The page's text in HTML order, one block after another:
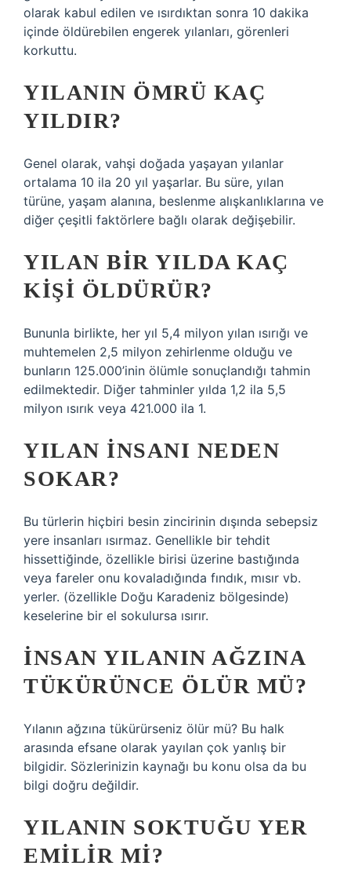
olarak kabul edilen ve ısırdıktan sonra 10 dakika
içinde öldürebilen engerek yılanları, görenleri
korkuttu.
YILANIN ÖMRÜ KAÇ
YILDIR?
Genel olarak, vahşi doğada yaşayan yılanlar
ortalama 10 ila 20 yıl yaşarlar. Bu süre, yılan
türüne, yaşam alanına, beslenme alışkanlıklarına ve
diğer çeşitli faktörlere bağlı olarak değişebilir.
YILAN BIR YILDA KAÇ
KIŞI ÖLDÜRÜR?
Bununla birlikte, her yıl 5,4 milyon yılan ısırığı ve
muhtemelen 2,5 milyon zehirlenme olduğu ve
bunların 125.000’inin ölümle sonuçlandığı tahmin
edilmektedir. Diğer tahminler yılda 1,2 ila 5,5
milyon ısırık veya 421.000 ila 1.
YILAN INSANI NEDEN
SOKAR?
Bu türlerin hiçbiri besin zincirinin dışında sebepsiz
yere insanları ısırmaz. Genellikle bir tehdit
hissettiğinde, özellikle birisi üzerine bastığında
veya fareler onu kovaladığında fındık, mısır vb.
yerler. (özellikle Doğu Karadeniz bölgesinde)
keselerine bir el sokulursa ısırır.
İNSAN YILANIN AĞZINA
TÜKÜRÜNCE ÖLÜR MÜ?
Yılanın ağzına tükürürseniz ölür mü? Bu halk
arasında efsane olarak yayılan çok yanlış bir
bilgidir. Sözlerinizin kaynağı bu konu olsa da bu
bilgi doğru değildir.
YILANIN SOKTUĞU YER
EMILIR MI?